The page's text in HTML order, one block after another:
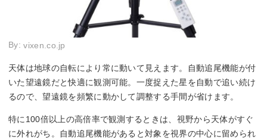
By:vixen.co.jp
天体は地球の自転により常に動いて見えます。自動追尾機能が付
いた望遠鏡だと快適に観測可能。一度捉えた星を自動で追い続け
るので、望遠鏡を頻繁に動かして調整する手間が省けます。
特に100倍以上の高倍率で観測するときは、視野から天体がすぐ
に外れがち。自動追尾機能があると対象を視界の中心に留められ